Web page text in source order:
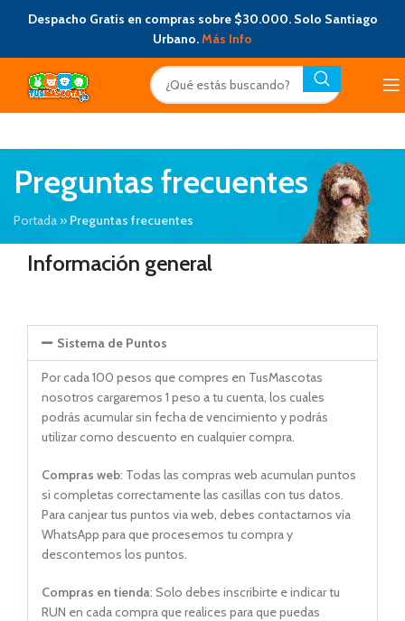
Despacho Gratis en compras sobre $30.000. Solo Santiago
Urbano.Más Info
Preguntas frecuentes
Portada» Preguntas frecuentes
Información general
Sistema de Puntos
Por cada 100 pesos que compres en TusMascotas
nosotros cargaremos 1 peso a tu cuenta, los cuales
podrás acumular sin fecha de vencimiento y podrás
utilizar como descuento en cualquier compra.
Compras web: Todas las compras web acumulan puntos
si completas correctamente las casillas con tus datos.
Para canjear tus puntos via web, debes contactarnos vía
WhatsApp para que procesemos tu compra y
descontemos los puntos.
Compras en tienda: Solo debes inscribirte e indicar tu
RUN en cada compra que realices para que puedas